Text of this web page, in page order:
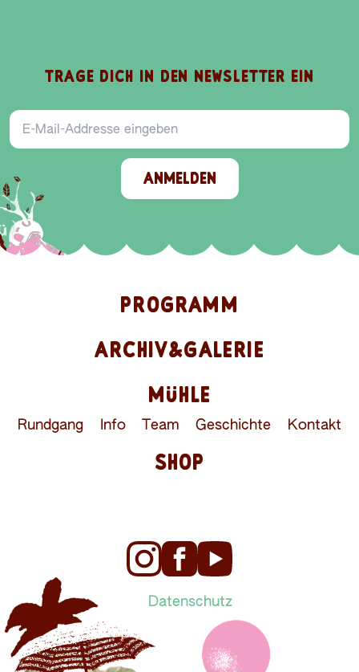
TRAGE DICH IN DEN NEWSLETTER EIN
E-Mail-Addresse
ANMELDEN
PROGRAMM
ARCHIV&GALERIE
MÜHLE
Rundgang Info Team Geschichte Kontakt
SHOP
Datenschutz